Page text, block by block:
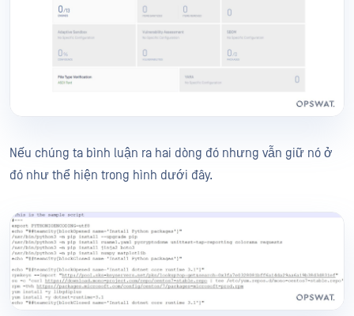
Nếu chúng ta bình luận ra hai dòng đó nhưng vẫn giữ nó ở
đó như thể hiện trong hình dưới đây.